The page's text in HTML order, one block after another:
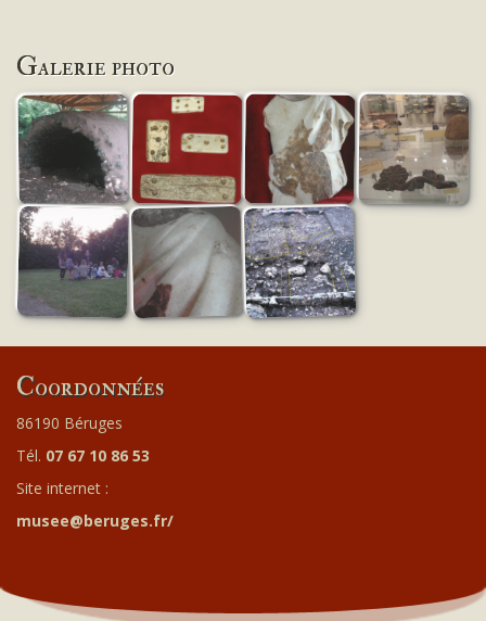
Galerie photo
Coordonnées
86190 Béruges
Tél. 07 67 10 86 53
Site internet :
musee@beruges.fr/